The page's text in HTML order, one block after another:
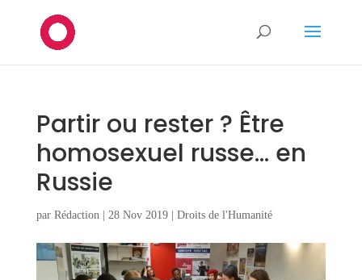
Partir ou rester ? Être
homosexuel russe… en
Russie
par Rédaction| 28 Nov 2019| Droits de l'Humanité